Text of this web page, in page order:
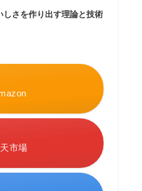
さを作り出す理論と技術
市場